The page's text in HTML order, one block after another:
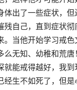
体出了一些症状，
残自己，直到症状
。当他开始学习戒
无知、幼稚和荒唐
就能戒得越好，我
经生不如死了，但